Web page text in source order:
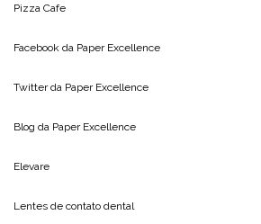
Pizza Cafe
Facebook da Paper Excellence
Twitter da Paper Excellence
Blog da Paper Excellence
Elevare
Lentes de contato dental